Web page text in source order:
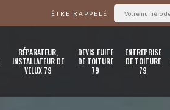
ÊTRE RAPPELÉ
RÉPARATEUR,
INSTALLATEUR DE
VELUX 79
DEVIS FUITE
DE TOITURE
79
ENTREPRISE
DE TOITURE
79